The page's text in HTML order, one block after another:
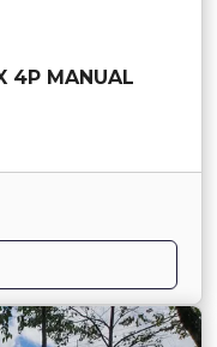
4P MANUAL